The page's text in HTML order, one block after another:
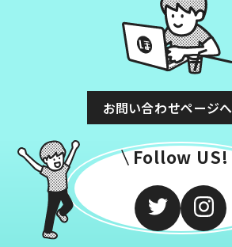
お問い合わせページへ
Follow US!